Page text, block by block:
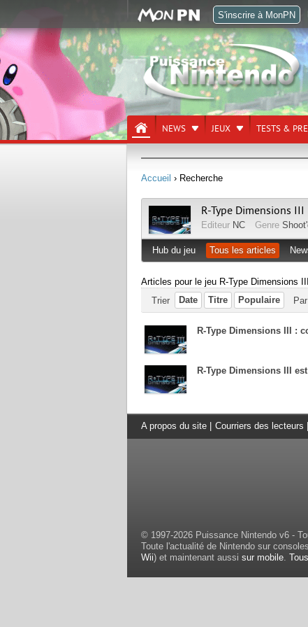
NEWS JEUX TESTS &
Accueil › Recherche
R-Type Dimensions III
Editeur NC Genre
Hub du jeu Tous les articles
Articles pour le jeu R-Type Dimensions III
Trier
Date Titre Populaire
R-Type Dimensions III :
R-Type Dimensions III
A propos du site Courriers des lecteurs
© 1997-2026 Puissance Nintendo v6 -
Toute l'actualité de Nintendo sur
Wii) et maintenant aussi sur mobile.
S'inscrire à MonPN